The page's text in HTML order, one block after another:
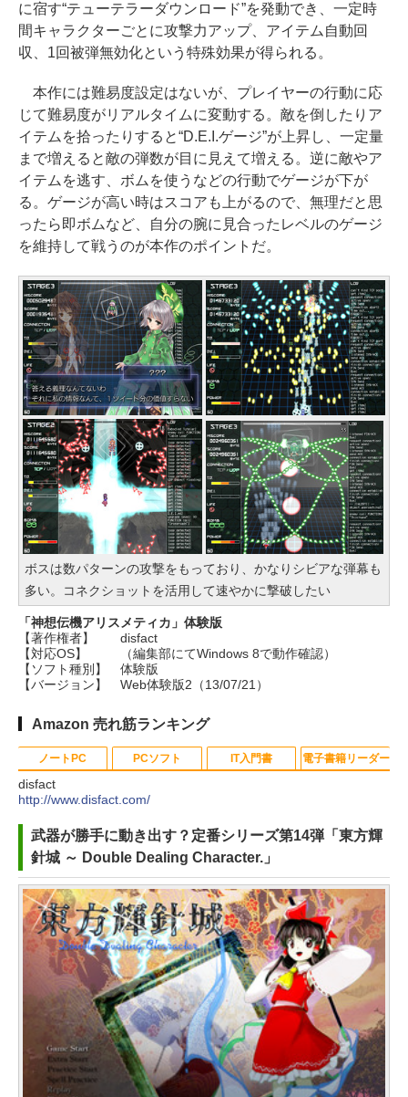
に宿す“テューテラーダウンロード”を発動でき、一定時
間キャラクターごとに攻撃力アップ、アイテム自動回
収、1回被弾無効化という特殊効果が得られる。
本作には難易度設定はないが、プレイヤーの行動に応
じて難易度がリアルタイムに変動する。敵を倒したりア
イテムを拾ったりすると“D.E.I.ゲージ”が上昇し、一定量
まで増えると敵の弾数が目に見えて増える。逆に敵やア
イテムを逃す、ボムを使うなどの行動でゲージが下が
る。ゲージが高い時はスコアも上がるので、無理だと思
ったら即ボムなど、自分の腕に見合ったレベルのゲージ
を維持して戦うのが本作のポイントだ。
ボスは数パターンの攻撃をもっており、かなりシビアな弾幕も
多い。コネクショットを活用して速やかに撃破したい
「神想伝機アリスメティカ」体験版
【著作権者】
disfact
【対応OS】
（編集部にてWindows 8で動作確認）
【ソフト種別】
体験版
【バージョン】
Web体験版2（13/07/21）
Amazon 売れ筋ランキング
ノートPC
Apple 2026 MacBook Neo A18 Pr
oチップ搭載13インチノートブッ
に設計、Liquid Retinaディスプレ
イ、8GBユニファイドメモリ、256
GB SSDストレージ、1080p Face
Time HDカメラ - インディゴ
￥119,800
tomtoc 360°保護 15.6 16インチ パ
ソコンケース Dell NEC Lavie ASU
PCソフト
Robloxギフトカード - 800 Robux
【限定バーチャルアイテムを含
ロブロックス | オンラインコード版
￥1,300
Robloxギフトカード - 1000 Robu
x 【限定バーチャルアイテムを含
む】 【オンラインゲームコード】
ロブロックス |オンラインコード版
IT入門書
生成AIパスポート公式テキスト 第
４版
￥1,766
1冊ですべて身につくHTML & CSS
とWebデザイン入門講座［第2版］
￥1,292
ClaudeCode いちばんやさしい 教
科書: 非エンジニア 初心者 素人 で
電子書籍リーダー
Amazon Kindle - 目に優しい、か
さばらない、大きな画面で読みや
ンチディスプレイ電子書籍リーダ
ー、マッチャ、16GB、広告なし
￥16,980
Kindle Paperwhite シグニチャー
エディション (32GB) 7インチディ
スプレイ、明るさ自動調整、色調
調節ライト、12週間持続バッテリ
disfact
http://www.disfact.com/
武器が勝手に動き出す？定番シリーズ第14弾「東方輝
針城 ～ Double Dealing Character.」